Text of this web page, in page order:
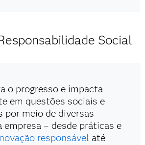
Social
o progresso e impacta
em questões sociais e
por meio de diversas
empresa – desde práticas e
responsável até